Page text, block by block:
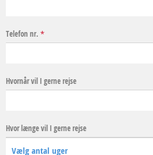
Telefon nr. *
Hvornår vil I gerne rejse
Hvor længe vil I gerne rejse